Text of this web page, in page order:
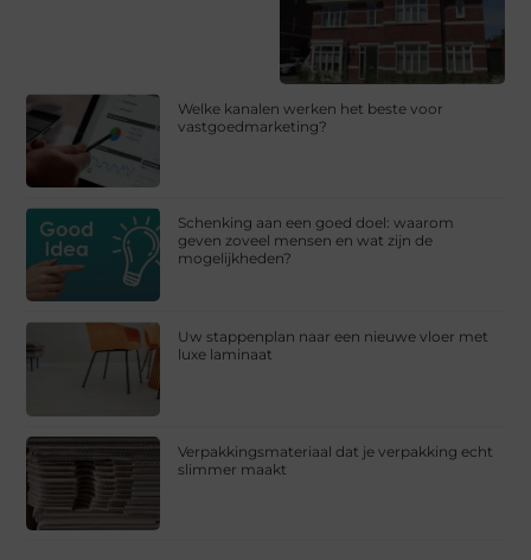
Welke kanalen werken het beste voor
vastgoedmarketing?
Schenking aan een goed doel: waarom
geven zoveel mensen en wat zijn de
mogelijkheden?
Uw stappenplan naar een nieuwe vloer met
luxe laminaat
Verpakkingsmateriaal dat je verpakking echt
slimmer maakt